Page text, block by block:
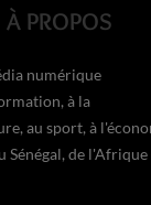
À PROPOS
numérique
à la
au sport, à
Sénégal, de l'Afrique